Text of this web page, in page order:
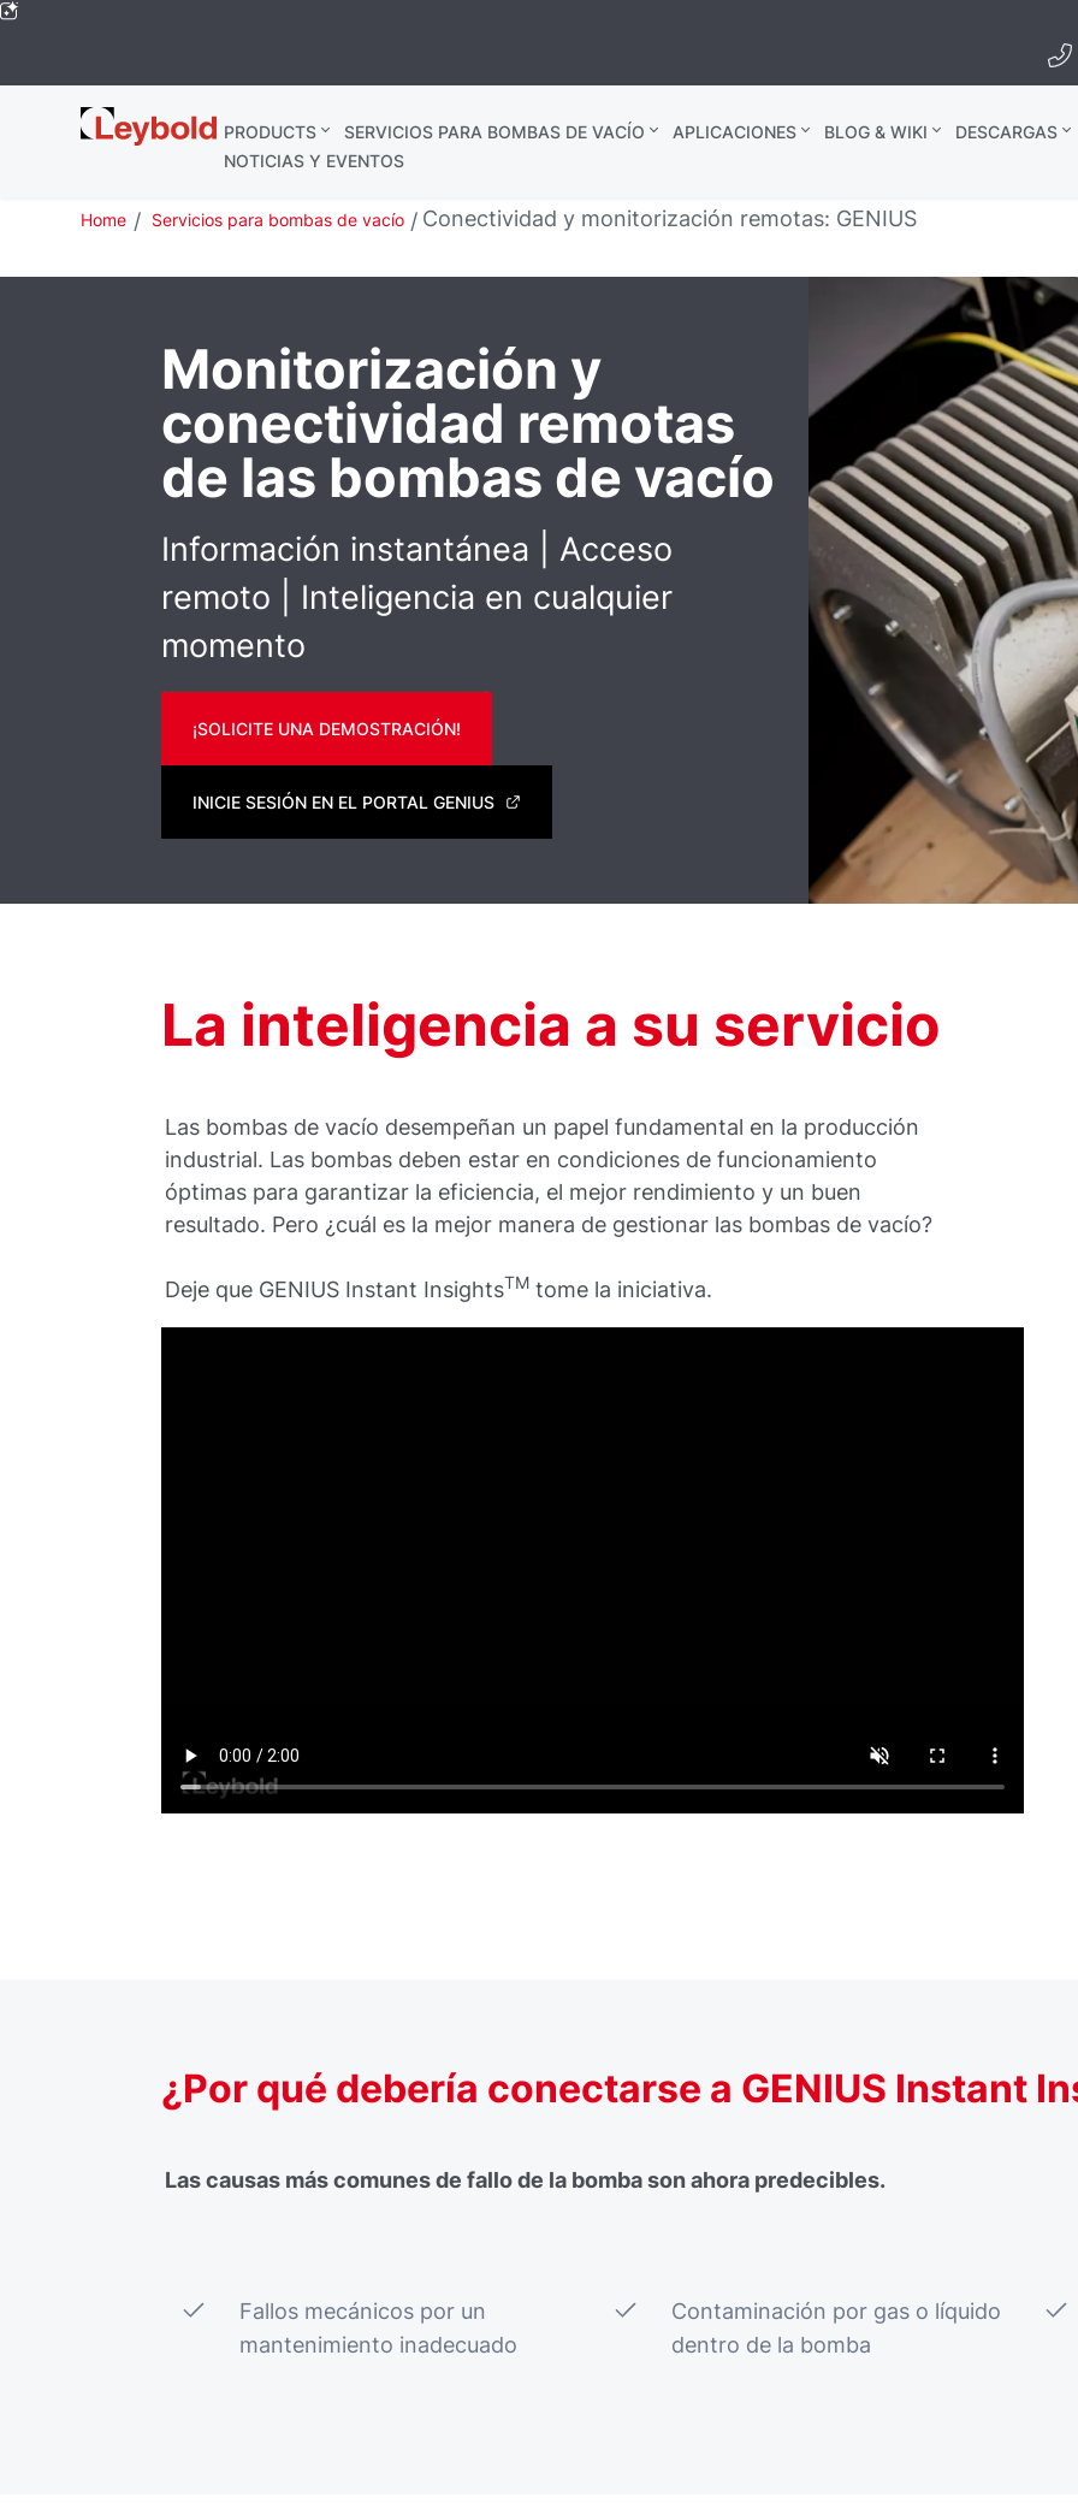
Leybold
Global
PRODUCTS SERVICIOS PARA BOMBAS DE VACÍO APLICACIONES BLOG & WIKI DESCARGAS
NOTICIAS Y EVENTOS
Home Servicios para bombas de vacío Conectividad y monitorización remotas: GENIUS
Monitorización y
conectividad remotas
de las bombas de vacío
Información instantánea | Acceso
remoto | Inteligencia en cualquier
momento
¡SOLICITE UNA DEMOSTRACIÓN!
INICIE SESIÓN EN EL PORTAL GENIUS
La inteligencia a su servicio
Las bombas de vacío desempeñan un papel fundamental en la producción
industrial. Las bombas deben estar en condiciones de funcionamiento
óptimas para garantizar la eficiencia, el mejor rendimiento y un buen
resultado. Pero ¿cuál es la mejor manera de gestionar las bombas de vacío?
Deje que GENIUS Instant InsightsTM tome la iniciativa.
¿Por qué debería conectarse a GENIUS Instant
Las causas más comunes de fallo de la bomba son ahora predecibles.
Fallos mecánicos por un
mantenimiento inadecuado
Contaminación por gas o líquido
dentro de la bomba